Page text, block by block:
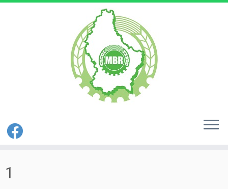
Inhalt
springen
1